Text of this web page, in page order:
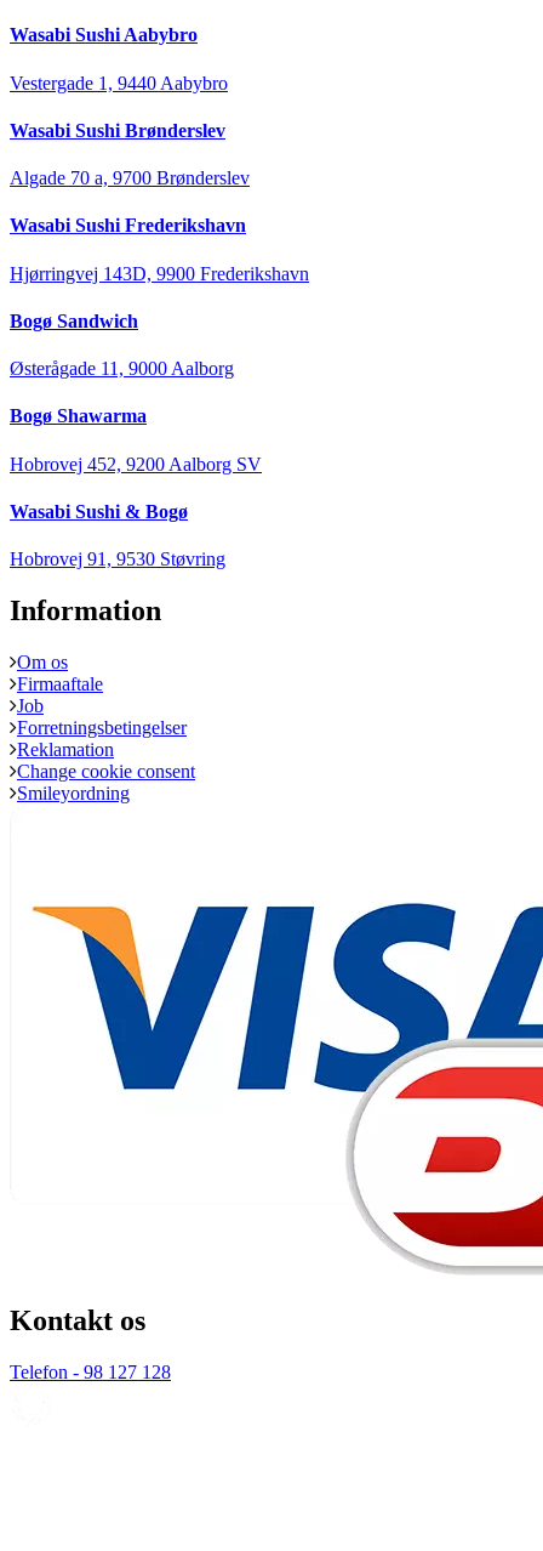
Wasabi Sushi Aabybro
Vestergade 1, 9440 Aabybro
Wasabi Sushi Brønderslev
Algade 70 a, 9700 Brønderslev
Wasabi Sushi Frederikshavn
Hjørringvej 143D, 9900 Frederikshavn
Bogø Sandwich
Østerågade 11, 9000 Aalborg
Bogø Shawarma
Hobrovej 452, 9200 Aalborg SV
Wasabi Sushi & Bogø
Hobrovej 91, 9530 Støvring
Information
Om os
Firmaaftale
Job
Forretningsbetingelser
Reklamation
Change cookie consent
Smileyordning
Kontakt os
Telefon - 98 127 128